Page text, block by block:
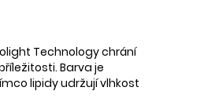
Technology chrání
Barva je
lipidy udržují vlhkost